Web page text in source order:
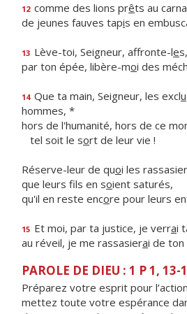
12 comme des lions prêts au
de jeunes fauves tapis en
13 Lève-toi, Seigneur, affronte-le
par ton épée, libère-moi des
14 Que ta main, Seigneur, les exclu
hommes, *
hors de l'humanité, hors de ce
tel soit le sort de leur vie !
Réserve-leur de quoi les
que leurs fils en soient saturés,
qu'il en reste encore pour leurs
15 Et moi, par ta justice, je verrai
au réveil, je me rassasierai de ton
PAROLE DE DIEU : 1 P 1, 13-
Préparez votre esprit pour
mettez toute votre espérance